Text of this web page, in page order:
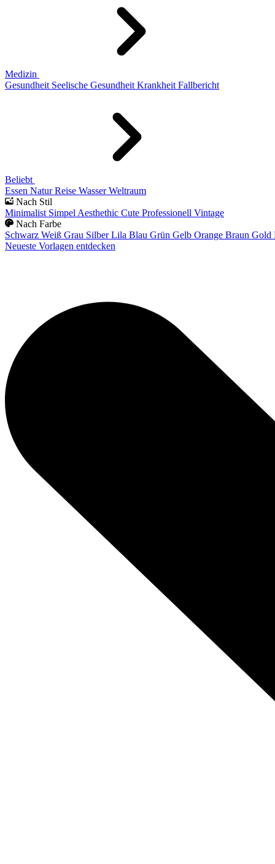
Medizin
Gesundheit Seelische Gesundheit Krankheit Fallbericht
Beliebt
Essen Natur Reise Wasser Weltraum
Nach Stil
Minimalist Simpel Aesthethic Cute Professionell Vintage
Nach Farbe
Schwarz Weiß Grau Silber Lila Blau Grün Gelb Orange Braun Gold
Neueste Vorlagen entdecken